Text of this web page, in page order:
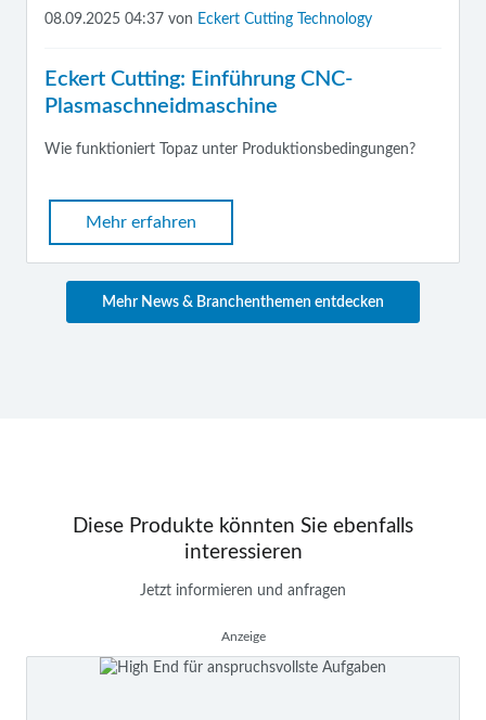
08.09.2025 04:37 von Eckert Cutting Technology
Eckert Cutting: Einführung CNC-
Plasmaschneidmaschine
Wie funktioniert Topaz unter Produktionsbedingungen?
Mehr erfahren
Mehr News & Branchenthemen entdecken
Diese Produkte könnten Sie ebenfalls
interessieren
Jetzt informieren und anfragen
Anzeige